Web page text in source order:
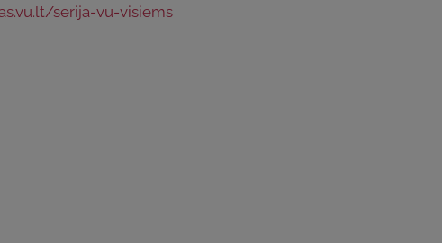
serija-vu-visiems